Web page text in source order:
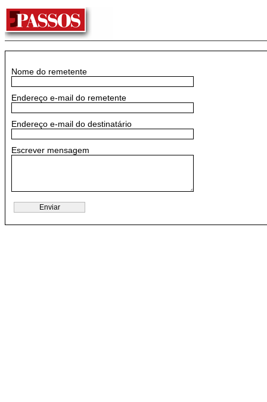
Nome do remetente
Endereço e-mail do remetente
Endereço e-mail do destinatário
Escrever mensagem